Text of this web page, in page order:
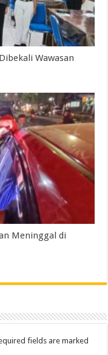
Wawasan
Meninggal di
fields are marked